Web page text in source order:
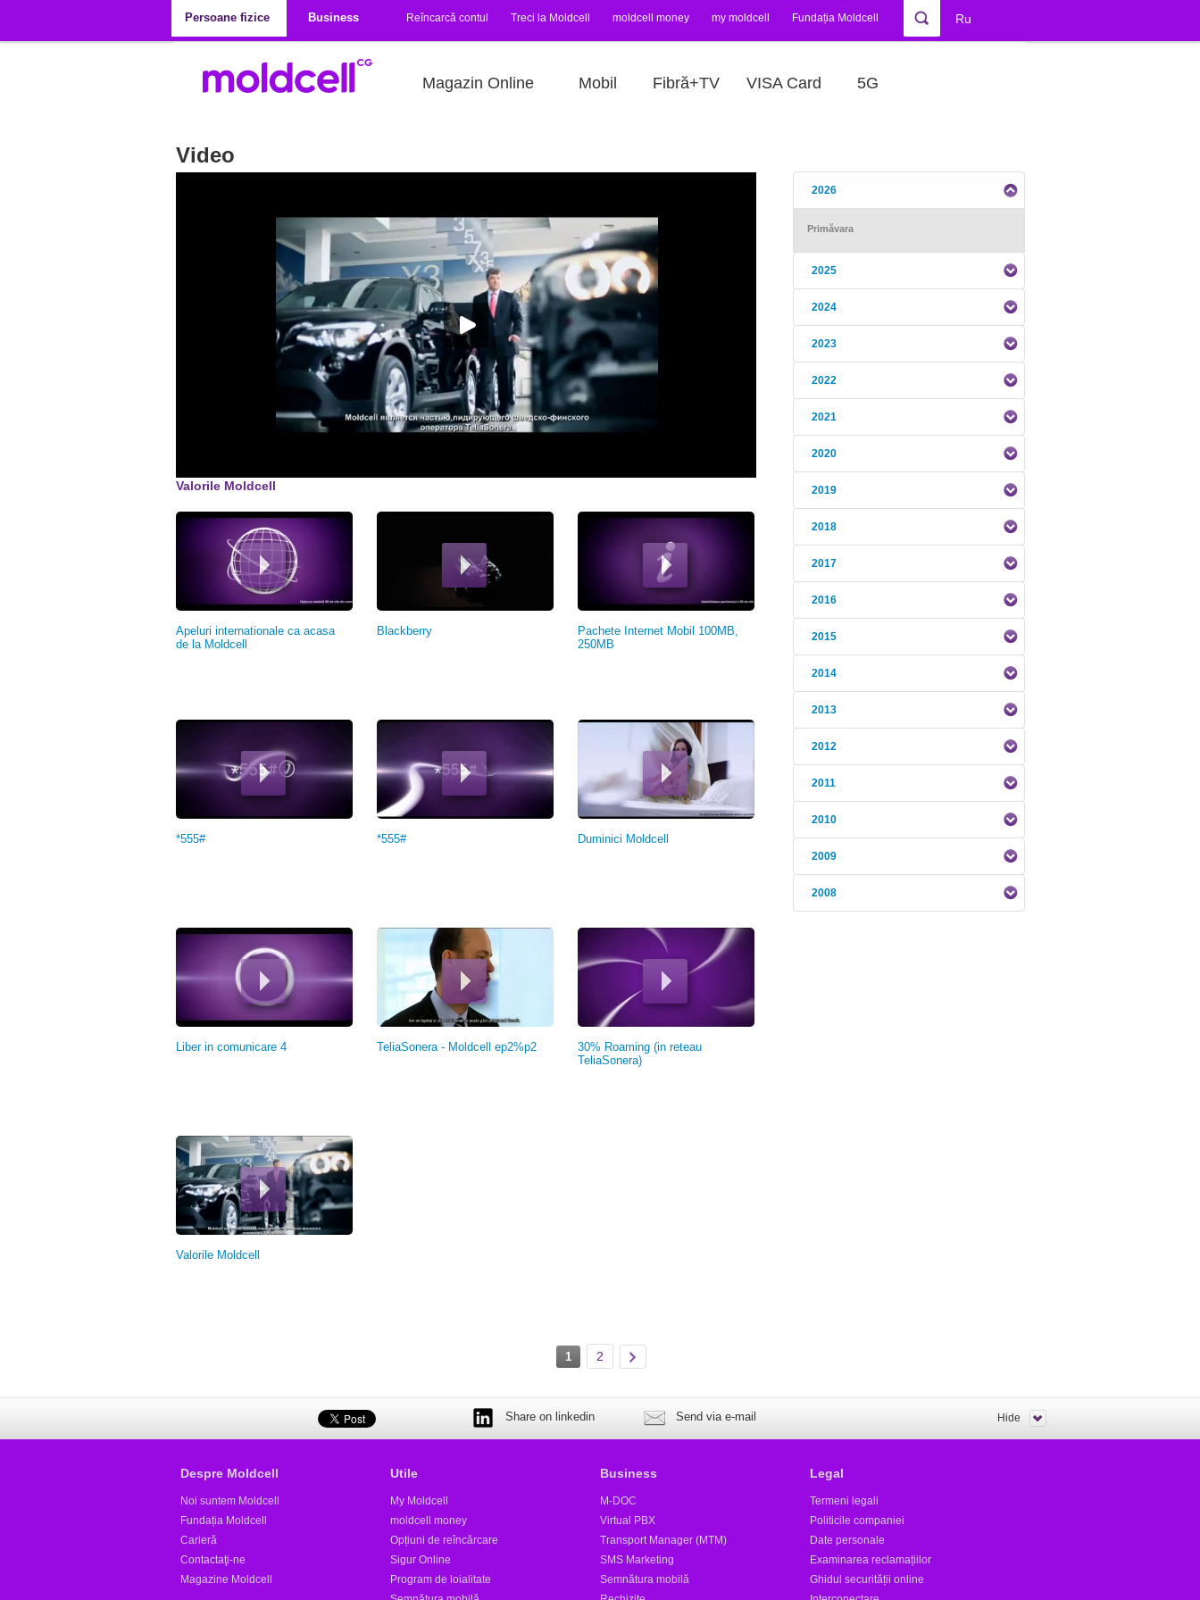
Persoane fizice
Business Reîncarcă contul Treci la Moldcell moldcell money my moldcell Fundația Moldcell Ru
Magazin Online Mobil Fibră+TV VISA Card 5G
Video
2026
Primăvara
2025
2024
2023
2022
2021
2020
2019
2018
2017
2016
2015
2014
2013
2012
2011
2010
2009
2008
Valorile Moldcell
Apeluri internationale ca acasa
de la Moldcell
Blackberry
Pachete Internet Mobil 100MB,
250MB
*555# *555# Duminici Moldcell
Liber in comunicare 4 TeliaSonera - Moldcell ep2%p2
30% Roaming (in reteau
TeliaSonera)
Valorile Moldcell
Pagini
1 2
Share on linkedin Send via e-mail Hide
Despre Moldcell
Noi suntem Moldcell
Fundația Moldcell
Carieră
Contactaţi-ne
Magazine Moldcell
Utile
My Moldcell
moldcell money
Opțiuni de reîncărcare
Sigur Online
Program de loialitate
Business
M-DOC
Virtual PBX
Transport Manager (MTM)
SMS Marketing
Semnătura mobilă
Legal
Termeni legali
Politicile companiei
Date personale
Examinarea reclamațiilor
Ghidul securității online